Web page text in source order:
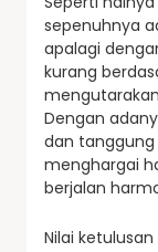
sepenuhnya
apalagi
kurang
Dengan
dan
menghargai
berjalan
Nilai